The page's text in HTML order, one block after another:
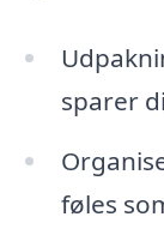
sparer
føles